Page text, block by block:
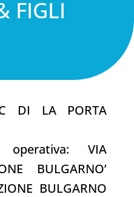
FIGLI
DI LA PORTA
VIA
BULGARNO’
BULGARNO